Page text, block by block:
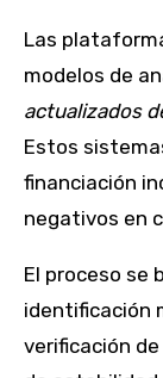
Las
modelos de
actualizados
Estos
financiación
negativos en
El proceso se
identificación
verificación